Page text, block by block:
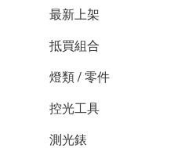
最新上架
抵買組合
燈類 / 零件
控光工具
測光錶